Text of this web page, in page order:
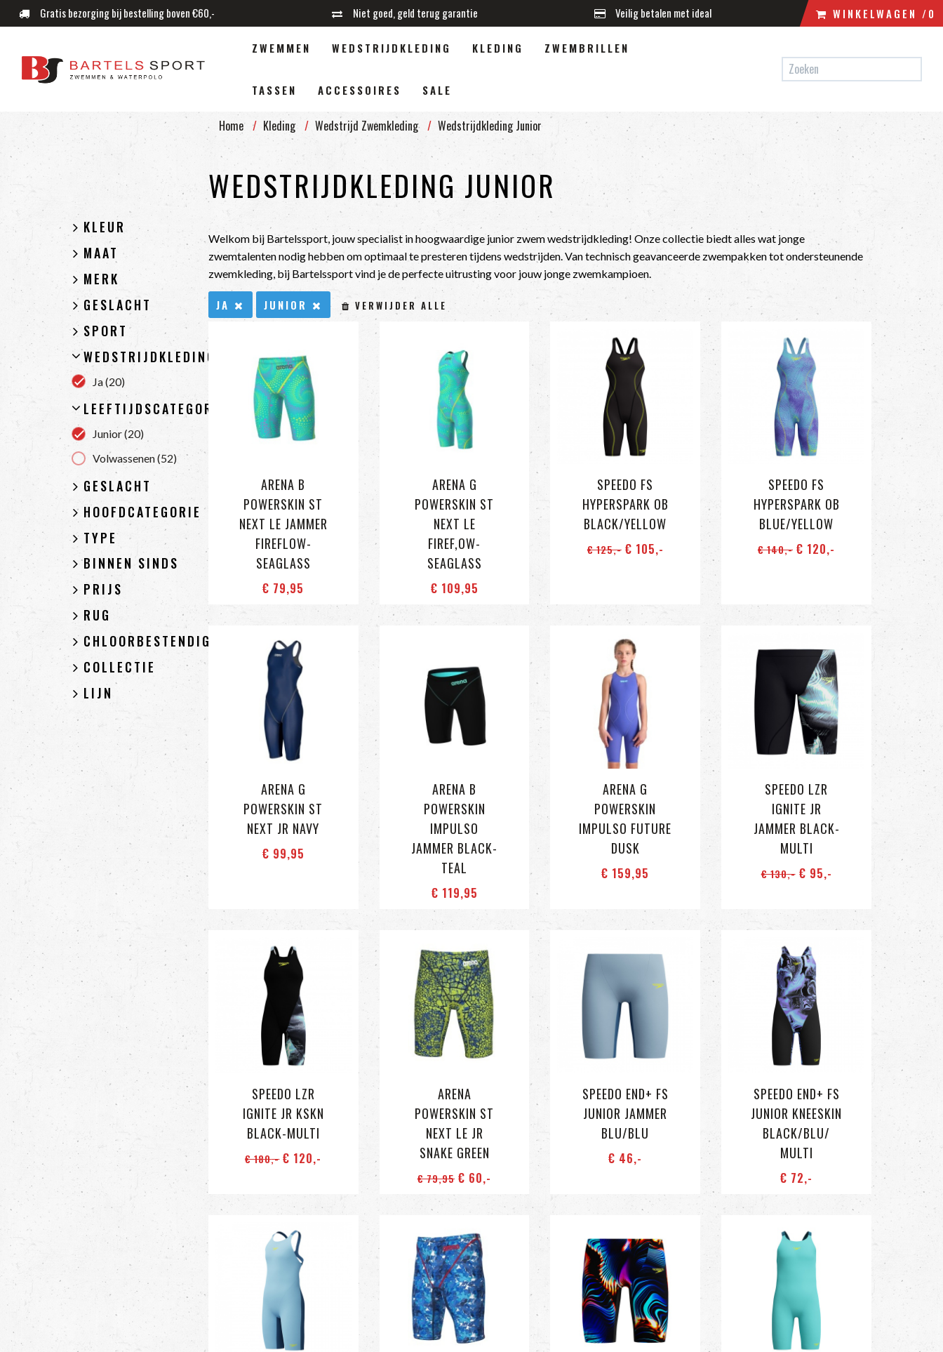
Gratis bezorging bij bestelling boven €60,- Niet goed, geld terug garantie Veilig betalen met ideal WINKELWAGEN /0
WINKELWAGEN
UW WINKELWAGEN IS LEEG.
VUL HEM MET PRODUCTEN.
ZWEMMEN WEDSTRIJDKLEDING KLEDING ZWEMBRILLEN
TASSEN ACCESSOIRES SALE
KLEUR
MAAT
MERK
GESLACHT
SPORT
WEDSTRIJDKLEDING
Ja(20)
LEEFTIJDSCATEGORIE
Junior(20)
Volwassenen(52)
GESLACHT
HOOFDCATEGORIE
TYPE
BINNEN SINDS
PRIJS
RUG
CHLOORBESTENDIGHEID
COLLECTIE
LIJN
Home Kleding Wedstrijd Zwemkleding Wedstrijdkleding Junior
WEDSTRIJDKLEDING JUNIOR
Welkom bij Bartelssport, jouw specialist in hoogwaardige junior zwem wedstrijdkleding! Onze collectie biedt alles wat jonge
zwemtalenten nodig hebben om optimaal te presteren tijdens wedstrijden. Van technisch geavanceerde zwempakken tot ondersteunende
zwemkleding, bij Bartelssport vind je de perfecte uitrusting voor jouw jonge zwemkampioen.
JA JUNIOR VERWIJDER ALLE
ARENA B
POWERSKIN ST
NEXT LE JAMMER
FIREFLOW-
SEAGLASS
€ 79,95
ARENA G
POWERSKIN ST
NEXT LE
FIREF,OW-
SEAGLASS
€ 109,95
SPEEDO FS
HYPERSPARK OB
BLACK/YELLOW
€ 125,-€ 105,-
SPEEDO FS
HYPERSPARK OB
BLUE/YELLOW
€ 140,- € 120,-
ARENA G
POWERSKIN ST
NEXT JR NAVY
€ 99,95
ARENA B
POWERSKIN
IMPULSO
JAMMER BLACK-
TEAL
€ 119,95
ARENA G
POWERSKIN
IMPULSO FUTURE
DUSK
€ 159,95
SPEEDO LZR
IGNITE JR
JAMMER BLACK-
MULTI
€ 130,-€ 95,-
SPEEDO LZR
IGNITE JR KSKN
BLACK-MULTI
€ 180,-€ 120,-
ARENA
POWERSKIN ST
NEXT LE JR
SNAKE GREEN
€ 79,95 € 60,-
SPEEDO END+ FS
JUNIOR JAMMER
BLU/BLU
€ 46,-
SPEEDO END+ FS
JUNIOR KNEESKIN
BLACK/BLU/
MULTI
€ 72,-